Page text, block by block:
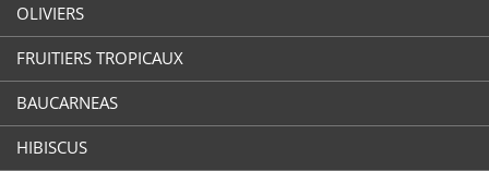
OLIVIERS
FRUITIERS TROPICAUX
BAUCARNEAS
HIBISCUS